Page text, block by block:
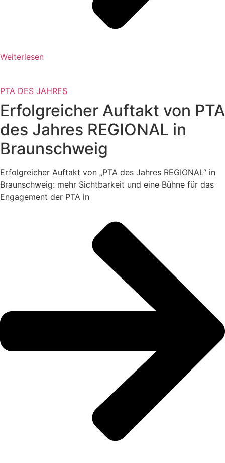
Weiterlesen
PTA DES JAHRES
Erfolgreicher Auftakt von PTA
des Jahres REGIONAL in
Braunschweig
Erfolgreicher Auftakt von „PTA des Jahres REGIONAL“ in
Braunschweig: mehr Sichtbarkeit und eine Bühne für das
Engagement der PTA in